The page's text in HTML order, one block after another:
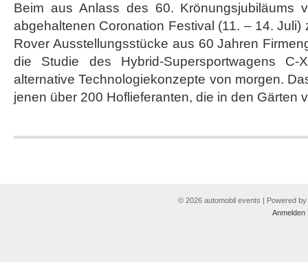
Beim aus Anlass des 60. Krönungsjubiläums
abgehaltenen Coronation Festival (11. – 14.
Rover Ausstellungsstücke aus 60 Jahren
die Studie des Hybrid-Supersportwagens
alternative Technologiekonzepte von morgen.
jenen über 200 Hoflieferanten, die in den Gärten
© 2026 automobil events | Powered by
Anmelden|